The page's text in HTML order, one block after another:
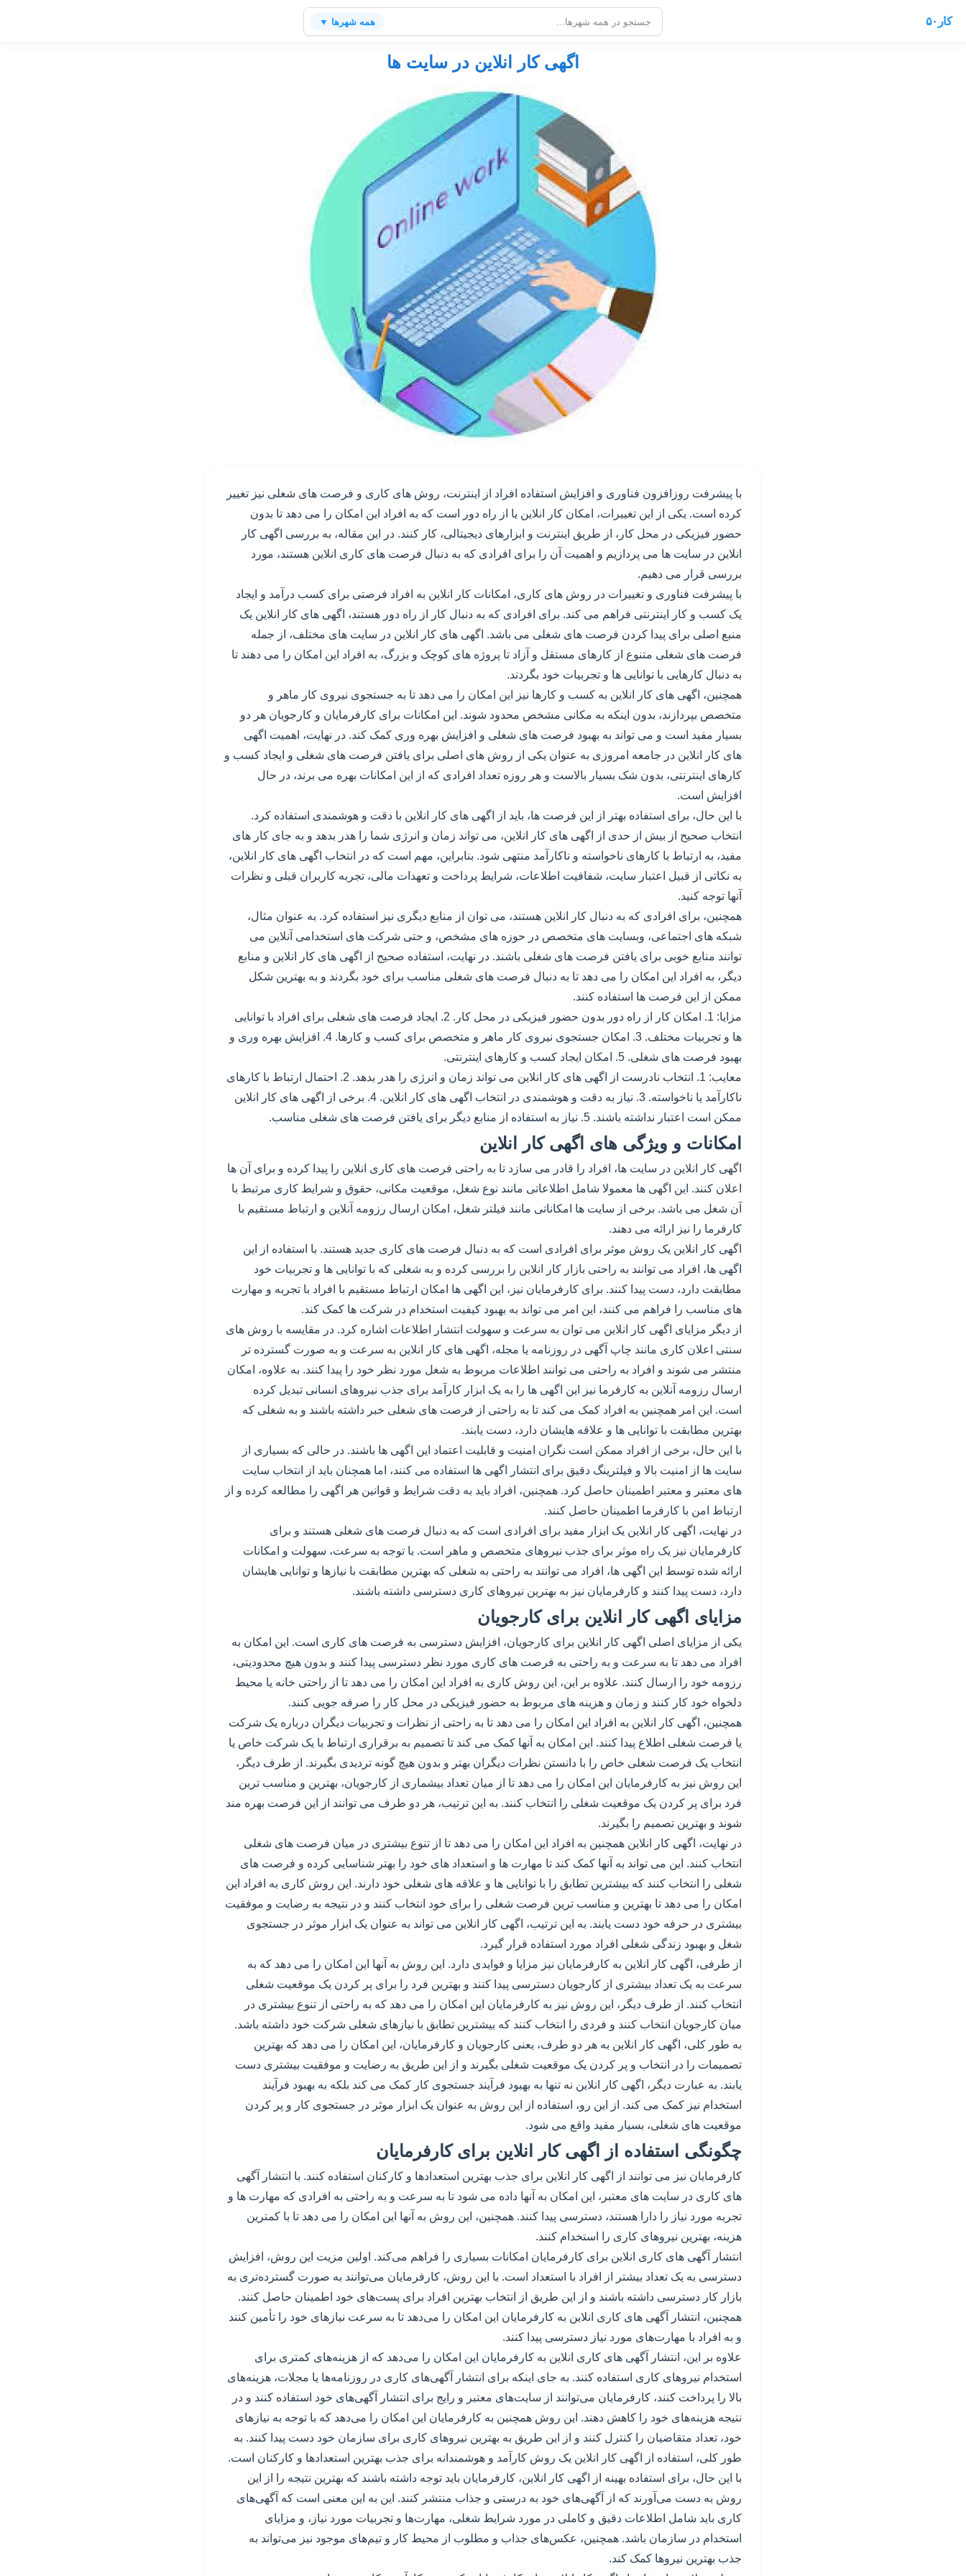
کار۵۰ همه شهرها ▼
اگهی کار انلاین در سایت ها
با پیشرفت روزافزون فناوری و افزایش استفاده افراد از اینترنت، روش های کاری و فرصت های شغلی نیز تغییر
کرده است. یکی از این تغییرات، امکان کار انلاین یا از راه دور است که به افراد این امکان را می دهد تا بدون
حضور فیزیکی در محل کار، از طریق اینترنت و ابزارهای دیجیتالی، کار کنند. در این مقاله، به بررسی اگهی کار
انلاین در سایت ها می پردازیم و اهمیت آن را برای افرادی که به دنبال فرصت های کاری انلاین هستند، مورد
بررسی قرار می دهیم.
با پیشرفت فناوری و تغییرات در روش های کاری، امکانات کار انلاین به افراد فرصتی برای کسب درآمد و ایجاد
یک کسب و کار اینترنتی فراهم می کند. برای افرادی که به دنبال کار از راه دور هستند، اگهی های کار انلاین یک
منبع اصلی برای پیدا کردن فرصت های شغلی می باشد. اگهی های کار انلاین در سایت های مختلف، از جمله
فرصت های شغلی متنوع از کارهای مستقل و آزاد تا پروژه های کوچک و بزرگ، به افراد این امکان را می دهند تا
به دنبال کارهایی با توانایی ها و تجربیات خود بگردند.
همچنین، اگهی های کار انلاین به کسب و کارها نیز این امکان را می دهد تا به جستجوی نیروی کار ماهر و
متخصص بپردازند، بدون اینکه به مکانی مشخص محدود شوند. این امکانات برای کارفرمایان و کارجویان هر دو
بسیار مفید است و می تواند به بهبود فرصت های شغلی و افزایش بهره وری کمک کند. در نهایت، اهمیت اگهی
های کار انلاین در جامعه امروزی به عنوان یکی از روش های اصلی برای یافتن فرصت های شغلی و ایجاد کسب و
کارهای اینترنتی، بدون شک بسیار بالاست و هر روزه تعداد افرادی که از این امکانات بهره می برند، در حال
افزایش است.
با این حال، برای استفاده بهتر از این فرصت ها، باید از اگهی های کار انلاین با دقت و هوشمندی استفاده کرد.
انتخاب صحیح از بیش از حدی از اگهی های کار انلاین، می تواند زمان و انرژی شما را هدر بدهد و به جای کار های
مفید، به ارتباط با کارهای ناخواسته و ناکارآمد منتهی شود. بنابراین، مهم است که در انتخاب اگهی های کار انلاین،
به نکاتی از قبیل اعتبار سایت، شفافیت اطلاعات، شرایط پرداخت و تعهدات مالی، تجربه کاربران قبلی و نظرات
آنها توجه کنید.
همچنین، برای افرادی که به دنبال کار انلاین هستند، می توان از منابع دیگری نیز استفاده کرد. به عنوان مثال،
شبکه های اجتماعی، وبسایت های متخصص در حوزه های مشخص، و حتی شرکت های استخدامی آنلاین می
توانند منابع خوبی برای یافتن فرصت های شغلی باشند. در نهایت، استفاده صحیح از اگهی های کار انلاین و منابع
دیگر، به افراد این امکان را می دهد تا به دنبال فرصت های شغلی مناسب برای خود بگردند و به بهترین شکل
ممکن از این فرصت ها استفاده کنند.
مزایا: 1. امکان کار از راه دور بدون حضور فیزیکی در محل کار. 2. ایجاد فرصت های شغلی برای افراد با توانایی
ها و تجربیات مختلف. 3. امکان جستجوی نیروی کار ماهر و متخصص برای کسب و کارها. 4. افزایش بهره وری و
بهبود فرصت های شغلی. 5. امکان ایجاد کسب و کارهای اینترنتی.
معایب: 1. انتخاب نادرست از اگهی های کار انلاین می تواند زمان و انرژی را هدر بدهد. 2. احتمال ارتباط با کارهای
ناکارآمد یا ناخواسته. 3. نیاز به دقت و هوشمندی در انتخاب اگهی های کار انلاین. 4. برخی از اگهی های کار انلاین
ممکن است اعتبار نداشته باشند. 5. نیاز به استفاده از منابع دیگر برای یافتن فرصت های شغلی مناسب.
امکانات و ویژگی های اگهی کار انلاین
اگهی کار انلاین در سایت ها، افراد را قادر می سازد تا به راحتی فرصت های کاری انلاین را پیدا کرده و برای آن ها
اعلان کنند. این اگهی ها معمولا شامل اطلاعاتی مانند نوع شغل، موقعیت مکانی، حقوق و شرایط کاری مرتبط با
آن شغل می باشد. برخی از سایت ها امکاناتی مانند فیلتر شغل، امکان ارسال رزومه آنلاین و ارتباط مستقیم با
کارفرما را نیز ارائه می دهند.
اگهی کار انلاین یک روش موثر برای افرادی است که به دنبال فرصت های کاری جدید هستند. با استفاده از این
اگهی ها، افراد می توانند به راحتی بازار کار انلاین را بررسی کرده و به شغلی که با توانایی ها و تجربیات خود
مطابقت دارد، دست پیدا کنند. برای کارفرمایان نیز، این اگهی ها امکان ارتباط مستقیم با افراد با تجربه و مهارت
های مناسب را فراهم می کنند، این امر می تواند به بهبود کیفیت استخدام در شرکت ها کمک کند.
از دیگر مزایای اگهی کار انلاین می توان به سرعت و سهولت انتشار اطلاعات اشاره کرد. در مقایسه با روش های
سنتی اعلان کاری مانند چاپ آگهی در روزنامه یا مجله، اگهی های کار انلاین به سرعت و به صورت گسترده تر
منتشر می شوند و افراد به راحتی می توانند اطلاعات مربوط به شغل مورد نظر خود را پیدا کنند. به علاوه، امکان
ارسال رزومه آنلاین به کارفرما نیز این اگهی ها را به یک ابزار کارآمد برای جذب نیروهای انسانی تبدیل کرده
است. این امر همچنین به افراد کمک می کند تا به راحتی از فرصت های شغلی خبر داشته باشند و به شغلی که
بهترین مطابقت با توانایی ها و علاقه هایشان دارد، دست یابند.
با این حال، برخی از افراد ممکن است نگران امنیت و قابلیت اعتماد این اگهی ها باشند. در حالی که بسیاری از
سایت ها از امنیت بالا و فیلترینگ دقیق برای انتشار اگهی ها استفاده می کنند، اما همچنان باید از انتخاب سایت
های معتبر و معتبر اطمینان حاصل کرد. همچنین، افراد باید به دقت شرایط و قوانین هر اگهی را مطالعه کرده و از
ارتباط امن با کارفرما اطمینان حاصل کنند.
در نهایت، اگهی کار انلاین یک ابزار مفید برای افرادی است که به دنبال فرصت های شغلی هستند و برای
کارفرمایان نیز یک راه موثر برای جذب نیروهای متخصص و ماهر است. با توجه به سرعت، سهولت و امکانات
ارائه شده توسط این اگهی ها، افراد می توانند به راحتی به شغلی که بهترین مطابقت با نیازها و توانایی هایشان
دارد، دست پیدا کنند و کارفرمایان نیز به بهترین نیروهای کاری دسترسی داشته باشند.
مزایای اگهی کار انلاین برای کارجویان
یکی از مزایای اصلی اگهی کار انلاین برای کارجویان، افزایش دسترسی به فرصت های کاری است. این امکان به
افراد می دهد تا به سرعت و به راحتی به فرصت های کاری مورد نظر دسترسی پیدا کنند و بدون هیچ محدودیتی،
رزومه خود را ارسال کنند. علاوه بر این، این روش کاری به افراد این امکان را می دهد تا از راحتی خانه یا محیط
دلخواه خود کار کنند و زمان و هزینه های مربوط به حضور فیزیکی در محل کار را صرفه جویی کنند.
همچنین، اگهی کار انلاین به افراد این امکان را می دهد تا به راحتی از نظرات و تجربیات دیگران درباره یک شرکت
یا فرصت شغلی اطلاع پیدا کنند. این امکان به آنها کمک می کند تا تصمیم به برقراری ارتباط با یک شرکت خاص یا
انتخاب یک فرصت شغلی خاص را با دانستن نظرات دیگران بهتر و بدون هیچ گونه تردیدی بگیرند. از طرف دیگر،
این روش نیز به کارفرمایان این امکان را می دهد تا از میان تعداد بیشماری از کارجویان، بهترین و مناسب ترین
فرد برای پر کردن یک موقعیت شغلی را انتخاب کنند. به این ترتیب، هر دو طرف می توانند از این فرصت بهره مند
شوند و بهترین تصمیم را بگیرند.
در نهایت، اگهی کار انلاین همچنین به افراد این امکان را می دهد تا از تنوع بیشتری در میان فرصت های شغلی
انتخاب کنند. این می تواند به آنها کمک کند تا مهارت ها و استعداد های خود را بهتر شناسایی کرده و فرصت های
شغلی را انتخاب کنند که بیشترین تطابق را با توانایی ها و علاقه های شغلی خود دارند. این روش کاری به افراد این
امکان را می دهد تا بهترین و مناسب ترین فرصت شغلی را برای خود انتخاب کنند و در نتیجه به رضایت و موفقیت
بیشتری در حرفه خود دست یابند. به این ترتیب، اگهی کار انلاین می تواند به عنوان یک ابزار موثر در جستجوی
شغل و بهبود زندگی شغلی افراد مورد استفاده قرار گیرد.
از طرفی، اگهی کار انلاین به کارفرمایان نیز مزایا و فوایدی دارد. این روش به آنها این امکان را می دهد که به
سرعت به یک تعداد بیشتری از کارجویان دسترسی پیدا کنند و بهترین فرد را برای پر کردن یک موقعیت شغلی
انتخاب کنند. از طرف دیگر، این روش نیز به کارفرمایان این امکان را می دهد که به راحتی از تنوع بیشتری در
میان کارجویان انتخاب کنند و فردی را انتخاب کنند که بیشترین تطابق با نیازهای شغلی شرکت خود داشته باشد.
به طور کلی، اگهی کار انلاین به هر دو طرف، یعنی کارجویان و کارفرمایان، این امکان را می دهد که بهترین
تصمیمات را در انتخاب و پر کردن یک موقعیت شغلی بگیرند و از این طریق به رضایت و موفقیت بیشتری دست
یابند. به عبارت دیگر، اگهی کار انلاین نه تنها به بهبود فرآیند جستجوی کار کمک می کند بلکه به بهبود فرآیند
استخدام نیز کمک می کند. از این رو، استفاده از این روش به عنوان یک ابزار موثر در جستجوی کار و پر کردن
موقعیت های شغلی، بسیار مفید واقع می شود.
چگونگی استفاده از اگهی کار انلاین برای کارفرمایان
کارفرمایان نیز می توانند از اگهی کار انلاین برای جذب بهترین استعدادها و کارکنان استفاده کنند. با انتشار آگهی
های کاری در سایت های معتبر، این امکان به آنها داده می شود تا به سرعت و به راحتی به افرادی که مهارت ها و
تجربه مورد نیاز را دارا هستند، دسترسی پیدا کنند. همچنین، این روش به آنها این امکان را می دهد تا با کمترین
هزینه، بهترین نیروهای کاری را استخدام کنند.
انتشار آگهی های کاری انلاین برای کارفرمایان امکانات بسیاری را فراهم می‌کند. اولین مزیت این روش، افزایش
دسترسی به یک تعداد بیشتر از افراد با استعداد است. با این روش، کارفرمایان می‌توانند به صورت گسترده‌تری به
بازار کار دسترسی داشته باشند و از این طریق از انتخاب بهترین افراد برای پست‌های خود اطمینان حاصل کنند.
همچنین، انتشار آگهی های کاری انلاین به کارفرمایان این امکان را می‌دهد تا به سرعت نیازهای خود را تأمین کنند
و به افراد با مهارت‌های مورد نیاز دسترسی پیدا کنند.
علاوه بر این، انتشار آگهی های کاری انلاین به کارفرمایان این امکان را می‌دهد که از هزینه‌های کمتری برای
استخدام نیروهای کاری استفاده کنند. به جای اینکه برای انتشار آگهی‌های کاری در روزنامه‌ها یا مجلات، هزینه‌های
بالا را پرداخت کنند، کارفرمایان می‌توانند از سایت‌های معتبر و رایج برای انتشار آگهی‌های خود استفاده کنند و در
نتیجه هزینه‌های خود را کاهش دهند. این روش همچنین به کارفرمایان این امکان را می‌دهد که با توجه به نیازهای
خود، تعداد متقاضیان را کنترل کنند و از این طریق به بهترین نیروهای کاری برای سازمان خود دست پیدا کنند. به
طور کلی، استفاده از اگهی کار انلاین یک روش کارآمد و هوشمندانه برای جذب بهترین استعدادها و کارکنان است.
با این حال، برای استفاده بهینه از اگهی کار انلاین، کارفرمایان باید توجه داشته باشند که بهترین نتیجه را از این
روش به دست می‌آورند که از آگهی‌های خود به درستی و جذاب منتشر کنند. این به این معنی است که آگهی‌های
کاری باید شامل اطلاعات دقیق و کاملی در مورد شرایط شغلی، مهارت‌ها و تجربیات مورد نیاز، و مزایای
استخدام در سازمان باشد. همچنین، عکس‌های جذاب و مطلوب از محیط کار و تیم‌های موجود نیز می‌تواند به
جذب بهترین نیروها کمک کند.